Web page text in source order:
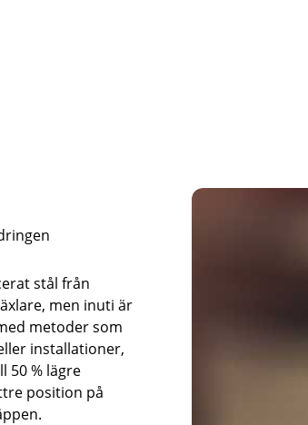
stål från
men inuti är
metoder som
installationer,
50 % lägre
position på